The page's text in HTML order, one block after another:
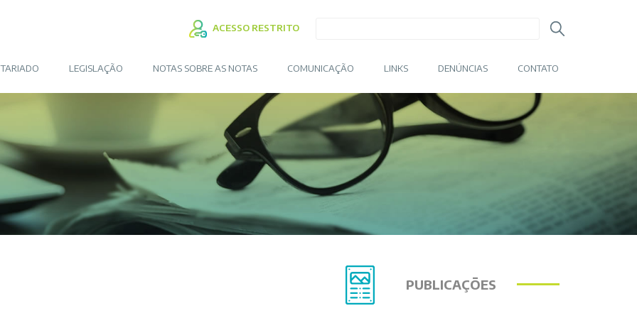
ACESSO RESTRITO
LEGISLAÇÃO NOTAS SOBRE AS NOTAS COMUNICAÇÃO LINKS DENÚNCIAS CONTATO
PUBLICAÇÕES